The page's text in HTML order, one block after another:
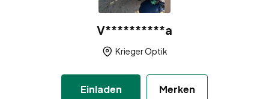
V**********a
Krieger Optik
Einladen Merken